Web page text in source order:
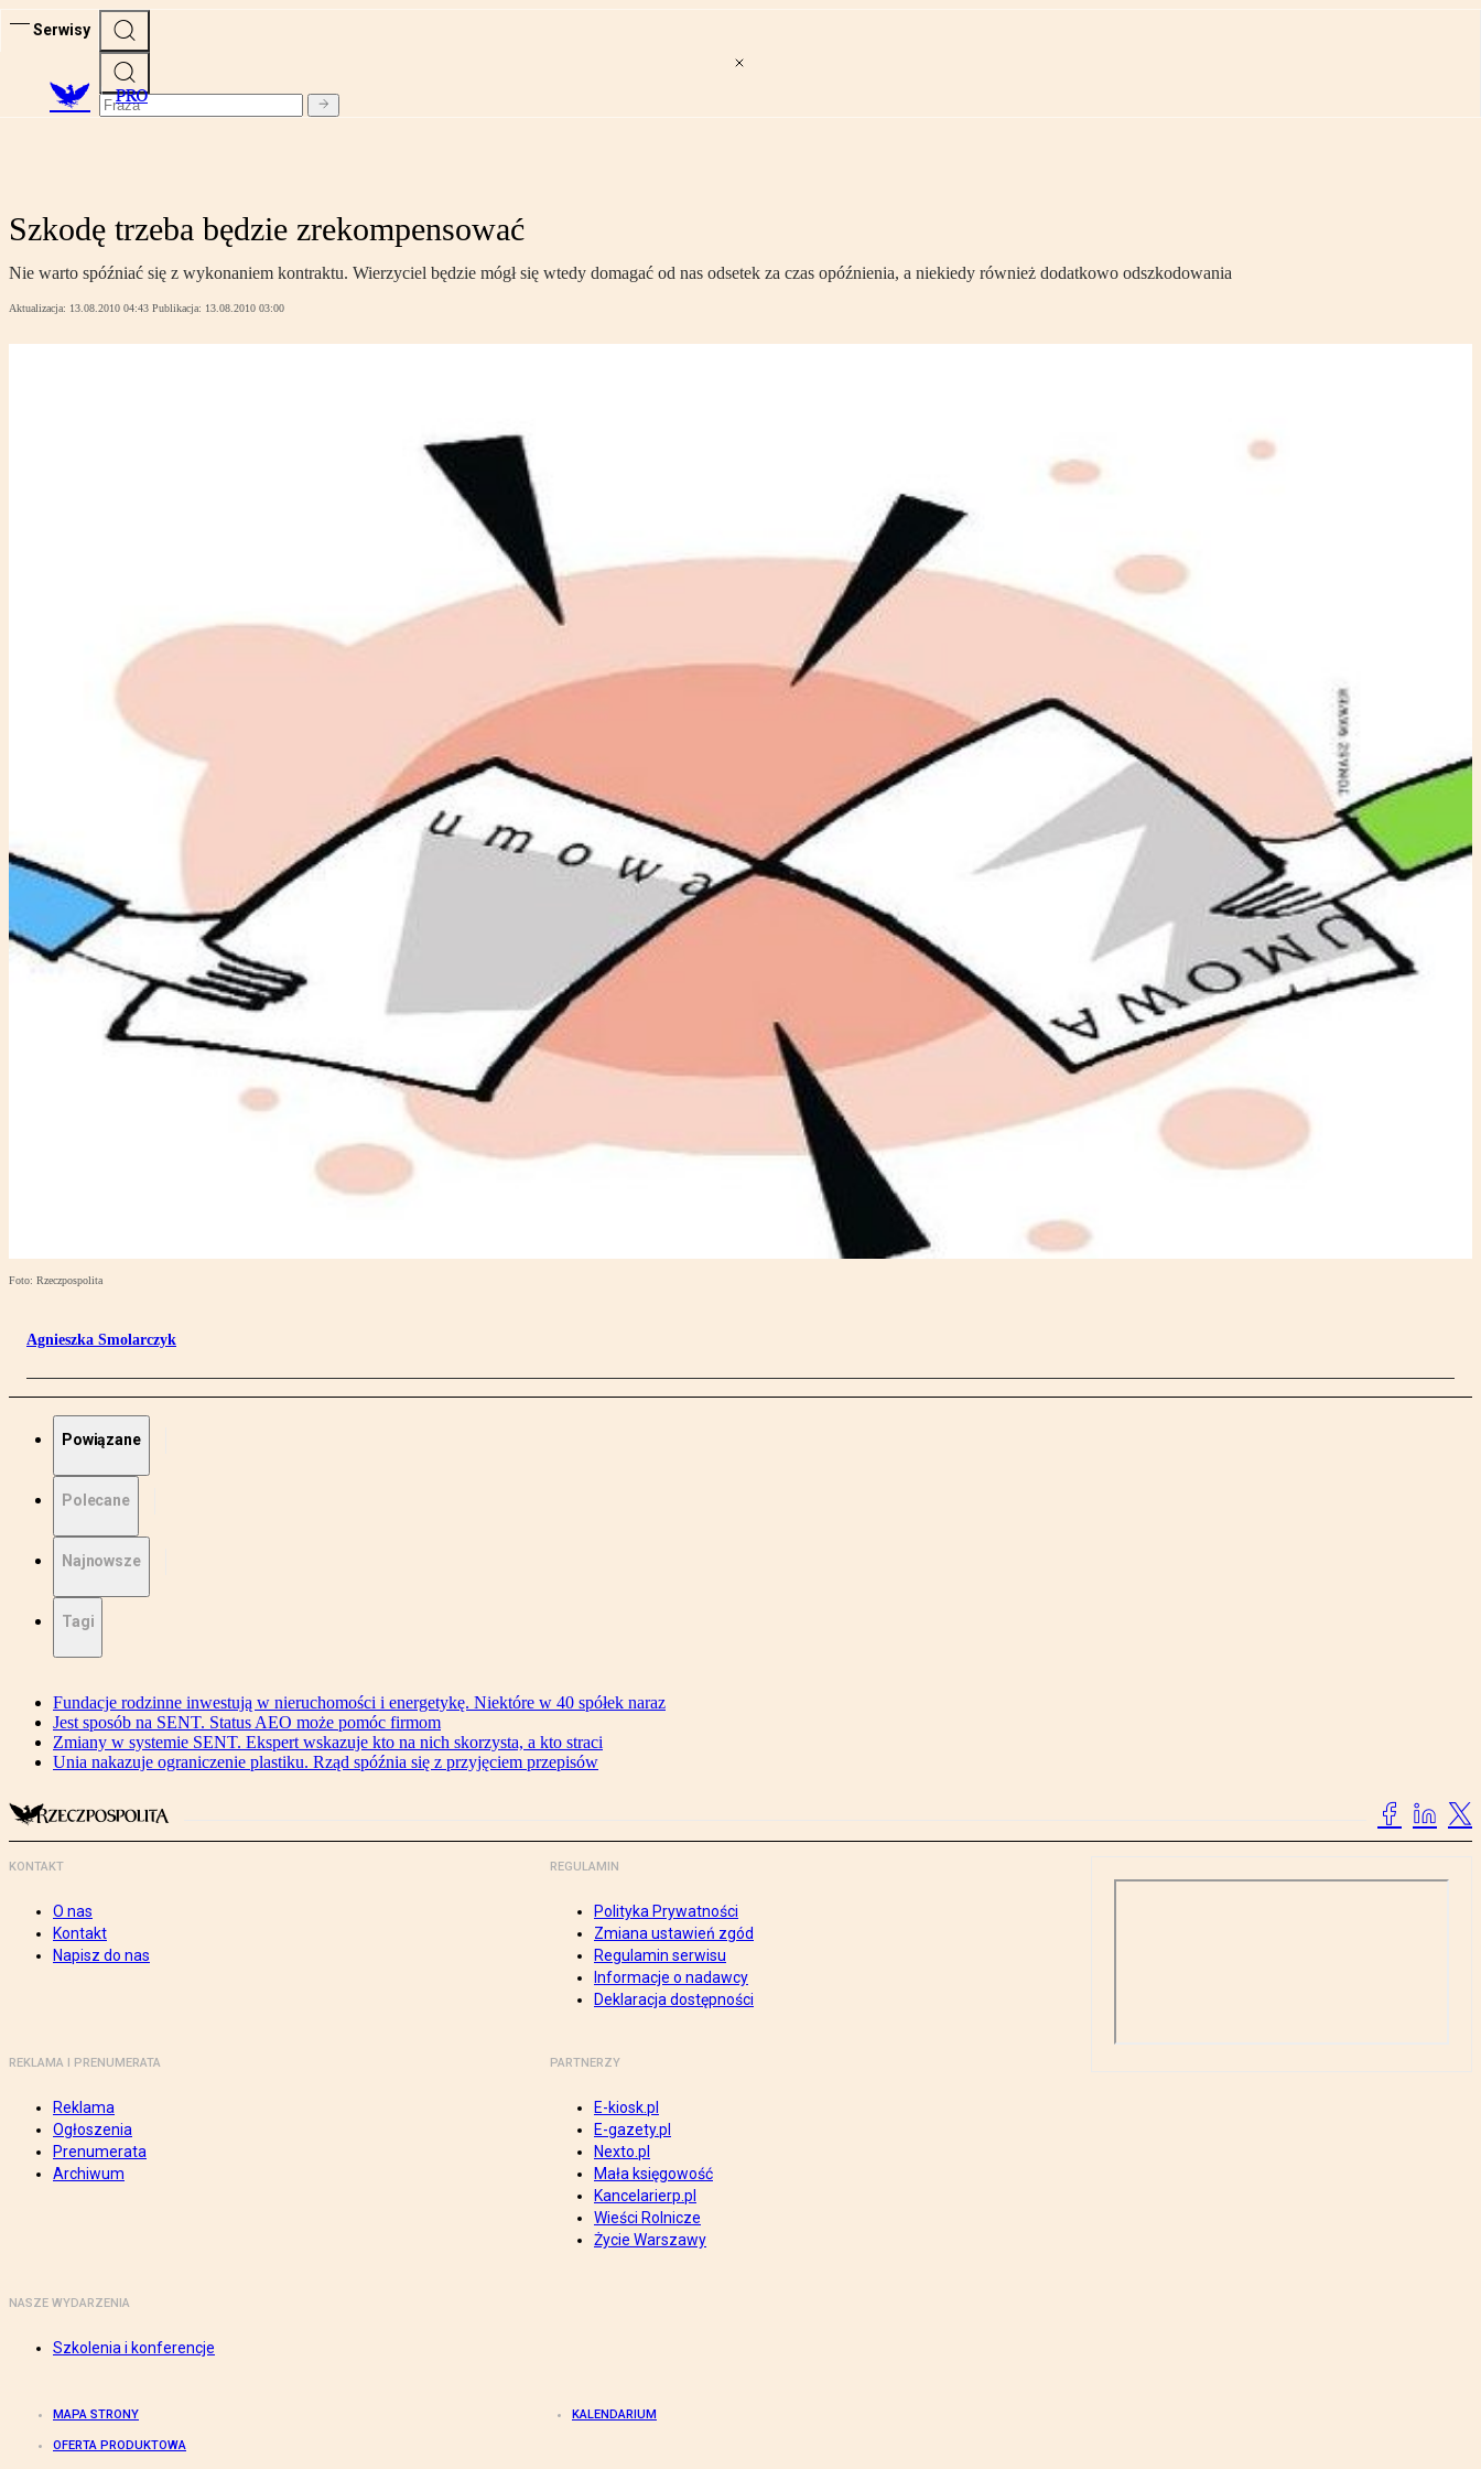
Serwisy
PRO
Szkodę trzeba będzie zrekompensować
Nie warto spóźniać się z wykonaniem kontraktu. Wierzyciel będzie mógł się wtedy domagać od nas odsetek za czas opóźnienia, a niekiedy również dodatkowo odszkodowania
Aktualizacja: 13.08.2010 04:43 Publikacja: 13.08.2010 03:00
Foto: Rzeczpospolita
Agnieszka Smolarczyk
Powiązane
Polecane
Najnowsze
Tagi
Fundacje rodzinne inwestują w nieruchomości i energetykę. Niektóre w 40 spółek naraz
Jest sposób na SENT. Status AEO może pomóc firmom
Zmiany w systemie SENT. Ekspert wskazuje kto na nich skorzysta, a kto straci
Unia nakazuje ograniczenie plastiku. Rząd spóźnia się z przyjęciem przepisów
KONTAKT
O nas
Kontakt
Napisz do nas
REGULAMIN
Polityka Prywatności
Zmiana ustawień zgód
Regulamin serwisu
Informacje o nadawcy
Deklaracja dostępności
REKLAMA I PRENUMERATA
Reklama
Ogłoszenia
Prenumerata
Archiwum
PARTNERZY
E-kiosk.pl
E-gazety.pl
Nexto.pl
Mała księgowość
Kancelarierp.pl
Wieści Rolnicze
Życie Warszawy
NASZE WYDARZENIA
Szkolenia i konferencje
MAPA STRONY KALENDARIUM
OFERTA PRODUKTOWA